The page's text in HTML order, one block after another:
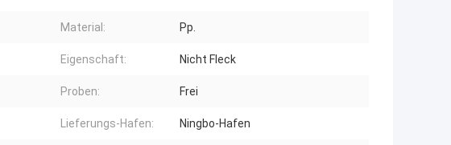
Material: Pp.
Eigenschaft: Nicht Fleck
Proben: Frei
Lieferungs-Hafen: Ningbo-Hafen